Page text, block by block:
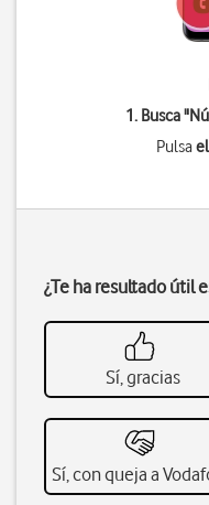
1. Busca "
Pulsa
¿Te ha resultado útil
Sí, gracias
Sí, con queja a